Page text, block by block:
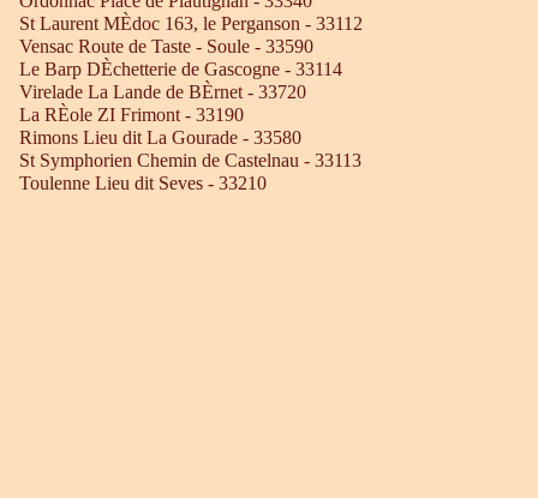
St Laurent MÈdoc 163, le Perganson - 33112
Vensac Route de Taste - Soule - 33590
Le Barp DÈchetterie de Gascogne - 33114
Virelade La Lande de BÈrnet - 33720
La RÈole ZI Frimont - 33190
Rimons Lieu dit La Gourade - 33580
St Symphorien Chemin de Castelnau - 33113
Toulenne Lieu dit Seves - 33210